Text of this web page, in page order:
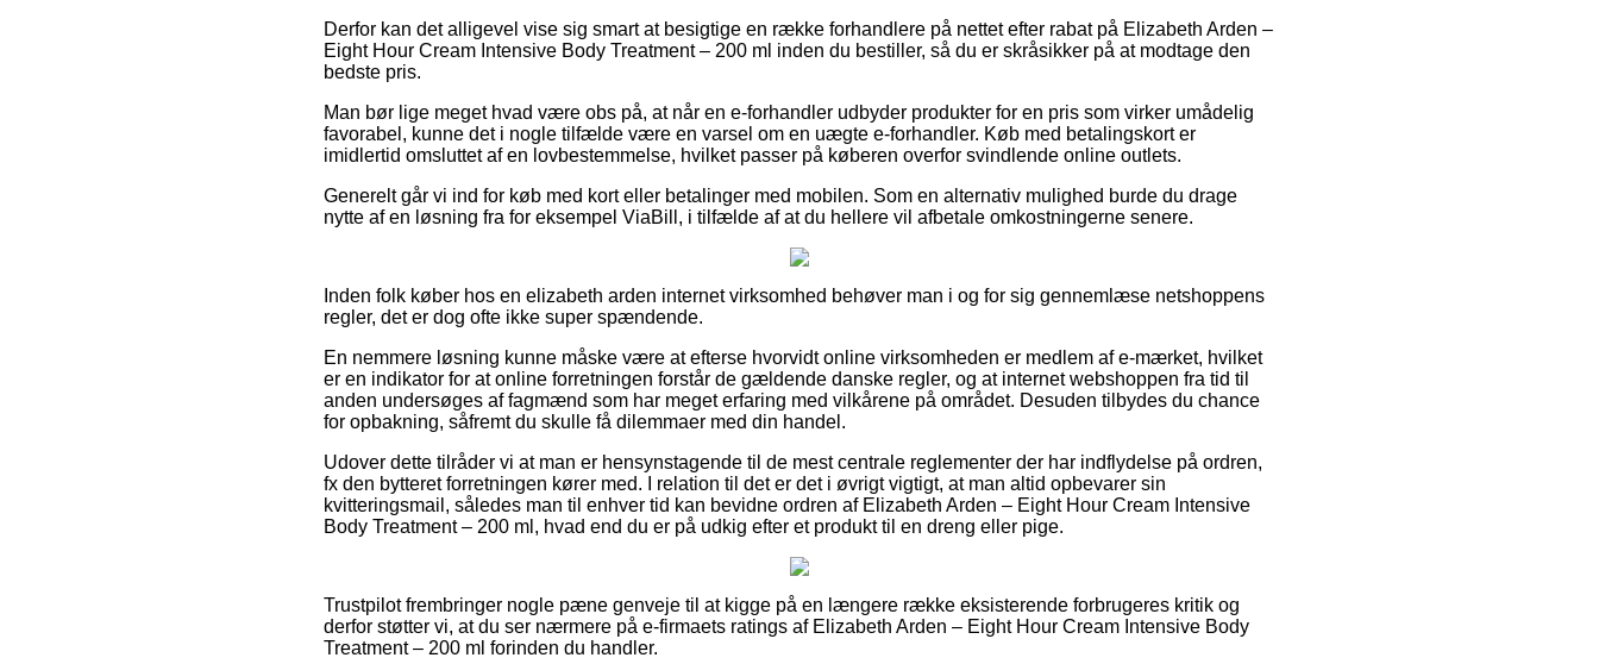
Derfor kan det alligevel vise sig smart at besigtige en række forhandlere på nettet efter rabat på Elizabeth Arden –
Eight Hour Cream Intensive Body Treatment – 200 ml inden du bestiller, så du er skråsikker på at modtage den
bedste pris.
Man bør lige meget hvad være obs på, at når en e-forhandler udbyder produkter for en pris som virker umådelig
favorabel, kunne det i nogle tilfælde være en varsel om en uægte e-forhandler. Køb med betalingskort er
imidlertid omsluttet af en lovbestemmelse, hvilket passer på køberen overfor svindlende online outlets.
Generelt går vi ind for køb med kort eller betalinger med mobilen. Som en alternativ mulighed burde du drage
nytte af en løsning fra for eksempel ViaBill, i tilfælde af at du hellere vil afbetale omkostningerne senere.
Inden folk køber hos en elizabeth arden internet virksomhed behøver man i og for sig gennemlæse netshoppens
regler, det er dog ofte ikke super spændende.
En nemmere løsning kunne måske være at efterse hvorvidt online virksomheden er medlem af e-mærket, hvilket
er en indikator for at online forretningen forstår de gældende danske regler, og at internet webshoppen fra tid til
anden undersøges af fagmænd som har meget erfaring med vilkårene på området. Desuden tilbydes du chance
for opbakning, såfremt du skulle få dilemmaer med din handel.
Udover dette tilråder vi at man er hensynstagende til de mest centrale reglementer der har indflydelse på ordren,
fx den bytteret forretningen kører med. I relation til det er det i øvrigt vigtigt, at man altid opbevarer sin
kvitteringsmail, således man til enhver tid kan bevidne ordren af Elizabeth Arden – Eight Hour Cream Intensive
Body Treatment – 200 ml, hvad end du er på udkig efter et produkt til en dreng eller pige.
Trustpilot frembringer nogle pæne genveje til at kigge på en længere række eksisterende forbrugeres kritik og
derfor støtter vi, at du ser nærmere på e-firmaets ratings af Elizabeth Arden – Eight Hour Cream Intensive Body
Treatment – 200 ml forinden du handler.